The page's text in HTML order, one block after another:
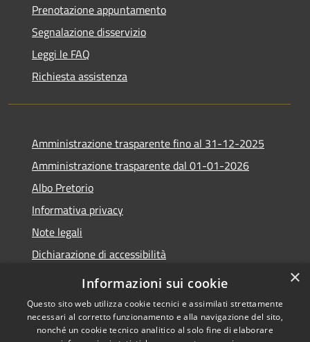
Prenotazione appuntamento
Segnalazione disservizio
Leggi le FAQ
Richiesta assistenza
Amministrazione trasparente fino al 31-12-2025
Amministrazione trasparente dal 01-01-2026
Albo Pretorio
Informativa privacy
Note legali
Dichiarazione di accessibilità
RSS
Copyright © 2026 • Comune di
×
Informazioni sui cookie
Questo sito web utilizza cookie tecnici e assimilati strettamente
necessari al corretto funzionamento e alla navigazione del sito,
nonché un cookie tecnico analitico al solo fine di elaborare